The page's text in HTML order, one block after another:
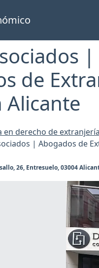
|
de
Alicante
en derecho de
| Abogados de
26, Entresuelo, 03004